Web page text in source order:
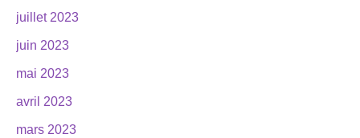
juillet 2023
juin 2023
mai 2023
avril 2023
mars 2023